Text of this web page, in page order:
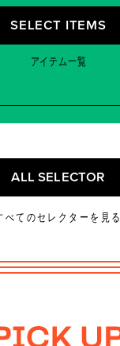
SELECT ITEMS
SELECT ITEMS
アイテム一覧
ALL SELECTOR
ALL SELECTOR
べてのセレクターを見る